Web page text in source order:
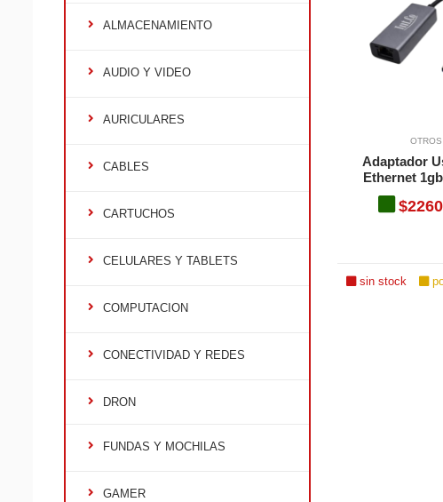
OTROS
Adaptador
Ethernet
sin stock
ALMACENAMIENTO
AUDIO Y VIDEO
AURICULARES
CABLES
CARTUCHOS
CELULARES Y TABLETS
COMPUTACION
CONECTIVIDAD Y REDES
DRON
FUNDAS Y MOCHILAS
GAMER